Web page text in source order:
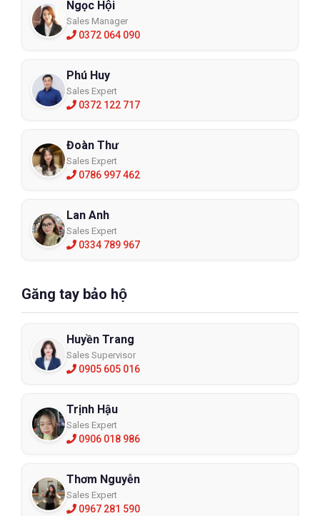
Ngọc Hội
Sales Manager
0372 064 090
Phú Huy
Sales Expert
0372 122 717
Đoàn Thư
Sales Expert
0786 997 462
Lan Anh
Sales Expert
0334 789 967
Găng tay bảo hộ
Huyền Trang
Sales Supervisor
0905 605 016
Trịnh Hậu
Sales Expert
0906 018 986
Thơm Nguyễn
Sales Expert
0967 281 590